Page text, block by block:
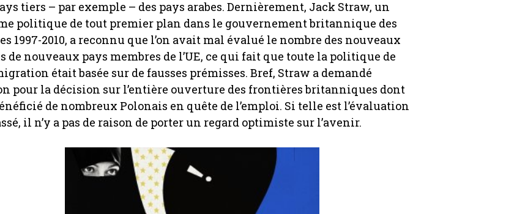
tiers – par exemple – des pays arabes. Dernièrement, Jack Straw, un
politique de tout premier plan dans le gouvernement britannique des
1997-2010, a reconnu que l’on avait mal évalué le nombre des nouveaux
de nouveaux pays membres de l’UE, ce qui fait que toute la politique de
était basée sur de fausses prémisses. Bref, Straw a demandé
pour la décision sur l’entière ouverture des frontières britanniques dont
de nombreux Polonais en quête de l’emploi. Si telle est l’évaluation
il n’y a pas de raison de porter un regard optimiste sur l’avenir.